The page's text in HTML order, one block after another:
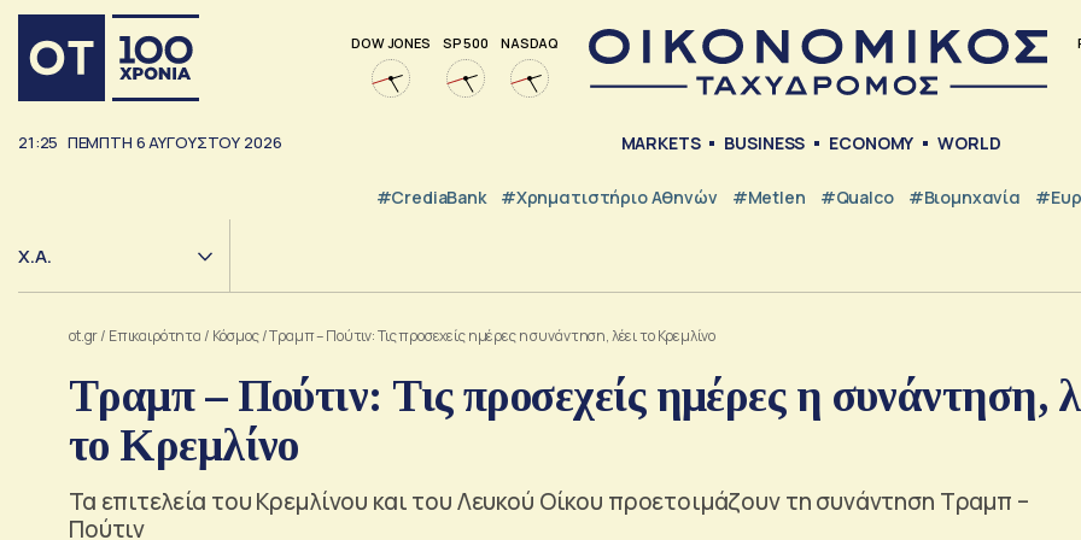
DOW JONES SP 500 NASDAQ
21:25 ΠΈΜΠΤΗ 6ΑΥΓΟΎΣΤΟΥ 2026 MARKETS BUSINESS ECONOMY WORLD
#CrediaBank #Χρηματιστήριο Αθηνών #metlen #Qualco #Βιομηχανία
Χ.Α.
ot.gr/ Επικαιρότητα / Κόσμος/Τραμπ – Πούτιν: Τις προσεχείς ημέρες η συνάντηση, λέει το Κρεμλίνο
Τραμπ – Πούτιν: Τις προσεχείς ημέρες η συνάντηση,
το Κρεμλίνο
Τα επιτελεία του Κρεμλίνου και του Λευκού Οίκου προετοιμάζουν τη συνάντηση Τραμπ –
Πούτιν